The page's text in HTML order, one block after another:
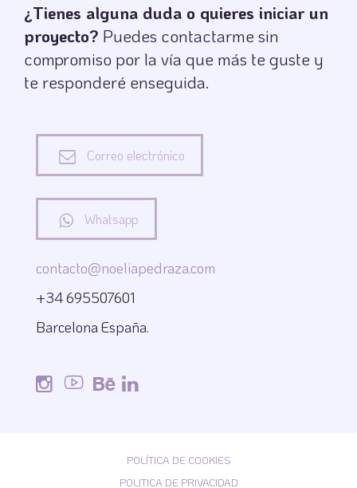
¿Tienes alguna duda o quieres iniciar un
proyecto? Puedes contactarme sin
compromiso por la vía que más te guste y
te responderé enseguida.
Correo electrónico
Whatsapp
contacto@noeliapedraza.com
+34 695507601
Barcelona España.
POLÍTICA DE COOKIES
POLITICA DE PRIVACIDAD